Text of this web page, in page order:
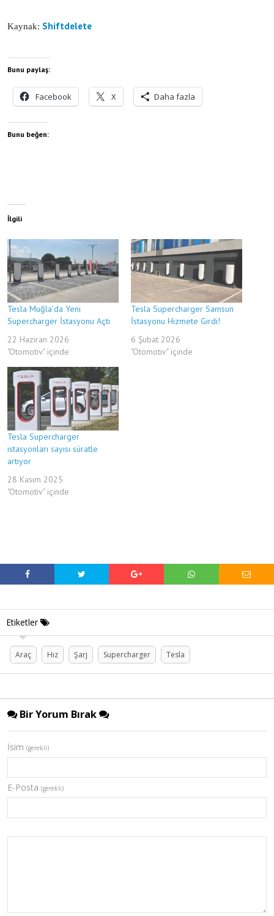
Kaynak: Shiftdelete
Bunu paylaş:
Facebook X Daha fazla
Bunu beğen:
İlgili
Tesla Muğla’da Yeni
Supercharger İstasyonu Açtı
22 Haziran 2026
"Otomotiv" içinde
Tesla Supercharger Samsun
İstasyonu Hizmete Girdi!
6 Şubat 2026
"Otomotiv" içinde
Tesla Supercharger
istasyonları sayısı süratle
artıyor
28 Kasım 2025
"Otomotiv" içinde
Etiketler
Araç Hız Şarj Supercharger Tesla
Bir Yorum Bırak
İsim (gerekli)
E-Posta (gerekli)